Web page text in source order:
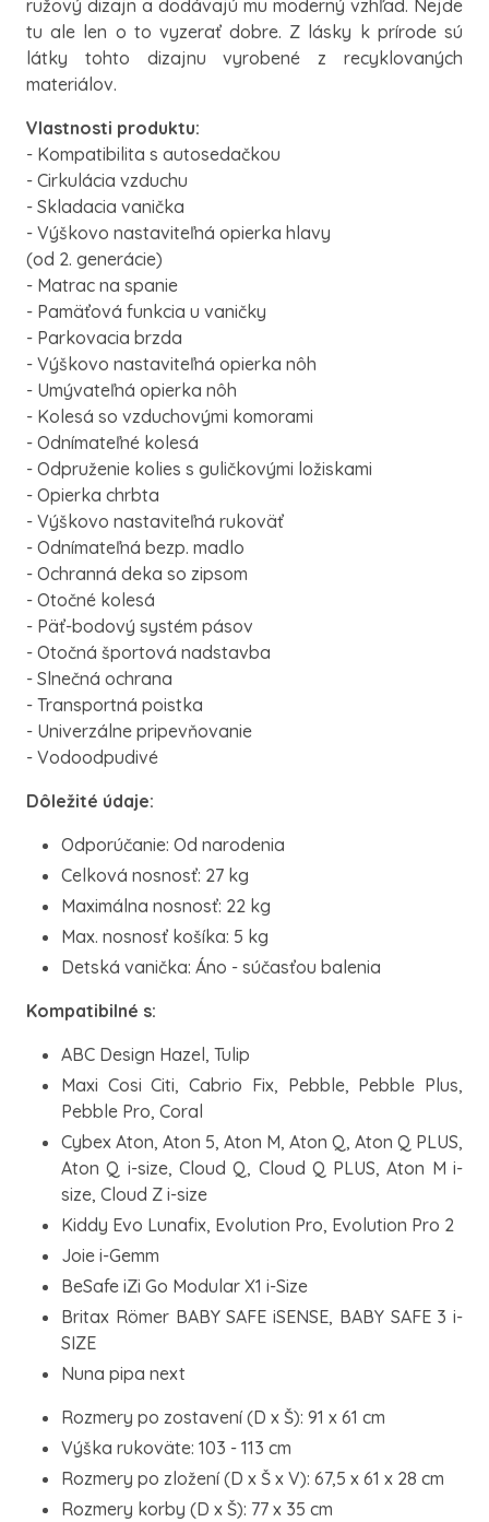
ružový dizajn a dodávajú mu moderný vzhľad. Nejde
tu ale len o to vyzerať dobre. Z lásky k prírode sú
látky tohto dizajnu vyrobené z recyklovaných
materiálov.
Vlastnosti produktu:
- Kompatibilita s autosedačkou
- Cirkulácia vzduchu
- Skladacia vanička
- Výškovo nastaviteľná opierka hlavy
(od 2. generácie)
- Matrac na spanie
- Pamäťová funkcia u vaničky
- Parkovacia brzda
- Výškovo nastaviteľná opierka nôh
- Umývateľná opierka nôh
- Kolesá so vzduchovými komorami
- Odnímateľné kolesá
- Odpruženie kolies s guličkovými ložiskami
- Opierka chrbta
- Výškovo nastaviteľná rukoväť
- Odnímateľná bezp. madlo
- Ochranná deka so zipsom
- Otočné kolesá
- Päť-bodový systém pásov
- Otočná športová nadstavba
- Slnečná ochrana
- Transportná poistka
- Univerzálne pripevňovanie
- Vodoodpudivé
Dôležité údaje:
Odporúčanie: Od narodenia
Celková nosnosť: 27 kg
Maximálna nosnosť: 22 kg
Max. nosnosť košíka: 5 kg
Detská vanička: Áno - súčasťou balenia
Kompatibilné s:
ABC Design Hazel, Tulip
Maxi Cosi Citi, Cabrio Fix, Pebble, Pebble Plus,
Pebble Pro, Coral
Cybex Aton, Aton 5, Aton M, Aton Q, Aton Q PLUS,
Aton Q i-size, Cloud Q, Cloud Q PLUS, Aton M i-
size, Cloud Z i-size
Kiddy Evo Lunafix, Evolution Pro, Evolution Pro 2
Joie i-Gemm
BeSafe iZi Go Modular X1 i-Size
Britax Römer BABY SAFE iSENSE, BABY SAFE 3 i-
SIZE
Nuna pipa next
Rozmery po zostavení (D x Š): 91 x 61 cm
Výška rukoväte: 103 - 113 cm
Rozmery po zložení (D x Š x V): 67,5 x 61 x 28 cm
Rozmery korby (D x Š): 77 x 35 cm